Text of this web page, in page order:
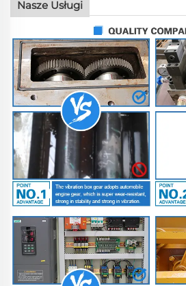
Nasze Usługi